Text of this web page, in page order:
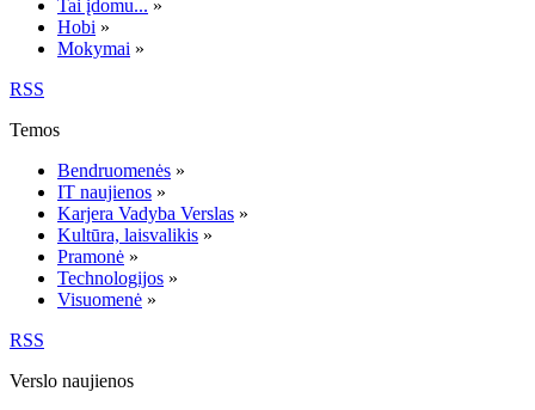
Tai įdomu... »
Hobi »
Mokymai »
RSS
Temos
Bendruomenės »
IT naujienos »
Karjera Vadyba Verslas »
Kultūra, laisvalikis »
Pramonė »
Technologijos »
Visuomenė »
RSS
Verslo naujienos